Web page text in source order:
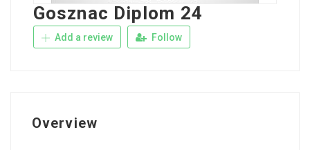
Gosznac Diplom 24
Add a review Follow
Overview